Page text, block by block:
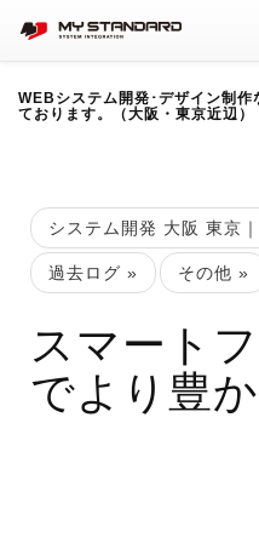
WEBシステム開発･デザイン制
ております。（大阪・東京近辺）
システム開発 大阪 東京
過去ログ » その他 »
スマート
でより豊